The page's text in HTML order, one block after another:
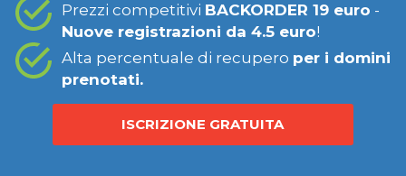
Prezzi competitivi BACKORDER 19 euro -
Nuove registrazioni da 4.5 euro!
Alta percentuale di recupero per i domini
prenotati.
ISCRIZIONE GRATUITA